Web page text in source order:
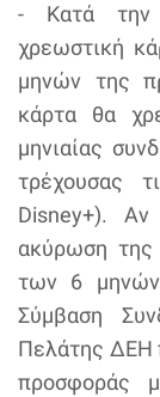
- Κατά την
χρεωστική
μηνών της
κάρτα θα
μηνιαίας
τρέχουσας
Disney+).
ακύρωση της
των 6
Σύμβαση
Πελάτης ΔΕΗ
προσφοράς